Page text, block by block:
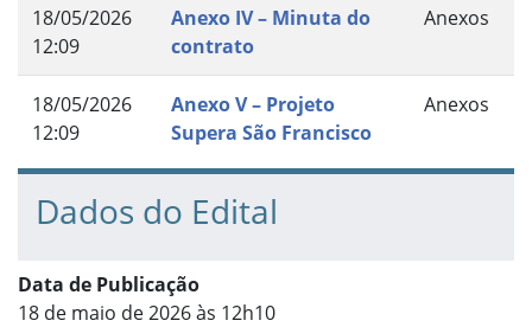
18/05/2026
12:09
Anexo IV – Minuta do
contrato
Anexos
18/05/2026
12:09
Anexo V – Projeto
Supera São Francisco
Anexos
Dados do Edital
Data de Publicação
18 de maio de 2026 às 12h10